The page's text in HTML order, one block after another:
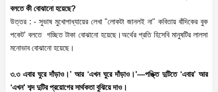
বলতে কী বোঝানো হয়েছে?
উত্তর : - সুভাষ মুখোপাধ্যায়ের লেখা "লোকটা জানলই না" কবিতায় বাঁদিকের বুক
পকেট’ বলতে গচ্ছিত টাকা বোঝানো হয়েছে।অর্থের প্রতি হিসেবি মানুষটির লালসা
মনোভাব বোঝানো হয়েছে।
৩.৩ এবার ঘুরে দাঁড়াও।’ আর ‘এখন ঘুরে দাঁড়াও।'—পঙ্ক্তি দুটিতে ‘এবার’ আর
‘এখন' শব্দ দুটির প্রয়োগের সার্থকতা বুঝিয়ে দাও।